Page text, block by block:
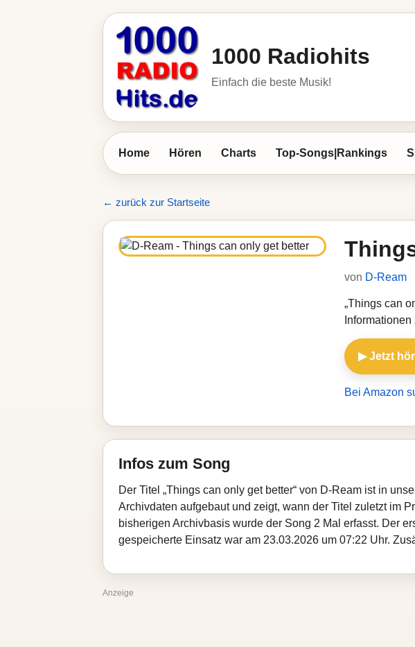
1000 Radiohits
Einfach die beste Musik!
Home Hören Charts Top-Songs|Rankings
← zurück zur Startseite
von D-Ream
„Things can
▶ Jetzt
Bei Amazon
Infos zum Song
Der Titel „Things can only get better“ von D-Ream ist in
Archivdaten aufgebaut und zeigt, wann der Titel zuletzt im
bisherigen Archivbasis wurde der Song 2 Mal erfasst. Der
gespeicherte Einsatz war am 23.03.2026 um 07:22 Uhr.
Anzeige